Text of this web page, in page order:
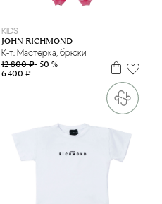
3 г 18 м
KIDS
JOHN RICHMOND
К-т: Мастерка, брюки
12 800 ₽- 50 %
6 400 ₽